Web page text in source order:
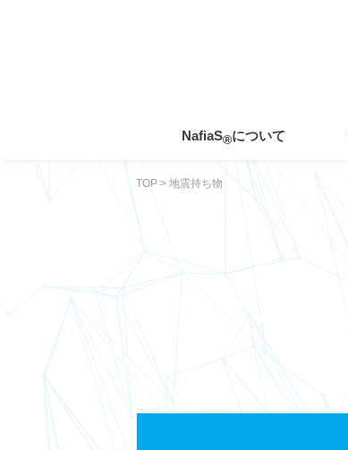
NafiaS®について
TOP > 地震持ち物